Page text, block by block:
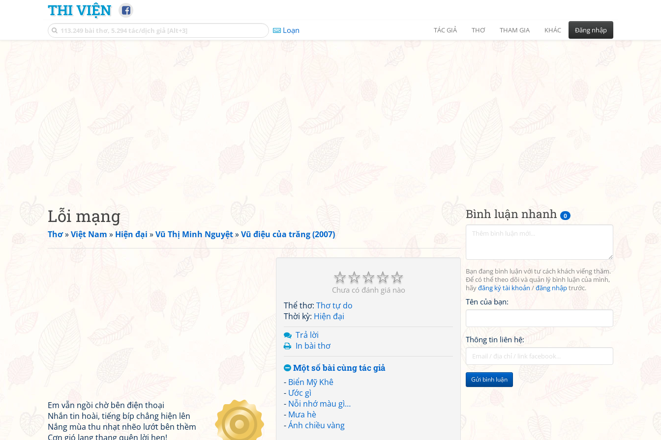
THI VIỆN
Loạn TÁC GIẢ THƠ THAM GIA KHÁC Đăng nhập
Bình luận nhanh 0
Bạn đang bình luận với tư cách khách viếng thăm.
Để có thể theo dõi và quản lý bình luận của mình,
hãyđăng ký tài khoản /đăng nhậptrước.
Tên của bạn:
Thông tin liên hệ:
Gửi bình luận
Lỗi mạng
Thơ»Việt Nam » Hiện đại »Vũ Thị Minh Nguyệt»Vũ điệu của trăng (2007)
☆
☆
☆
☆
☆
Chưa có đánh giá nào
Thể thơ: Thơ tự do
Thời kỳ: Hiện đại
Trả lời
In bài thơ
Một số bài cùng tác giả
- Biển Mỹ Khê
- Ước gì
- Nỗi nhớ màu gì…
- Mưa hè
-Ánh chiều vàng
Em vẫn ngồi chờ bên điện thoại
Nhắn tin hoài, tiếng bíp chẳng hiện lên
Nắng mùa thu nhạt nhẽo lướt bên thềm
Cơn gió lang thang quên lời hẹn!